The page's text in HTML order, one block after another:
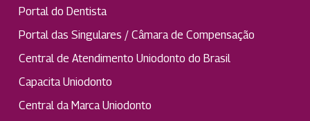
Portal do Dentista
Portal das Singulares / Câmara de Compensação
Central de Atendimento Uniodonto do Brasil
Capacita Uniodonto
Central da Marca Uniodonto